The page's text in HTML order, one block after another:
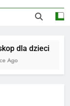
dla dzieci
Ago